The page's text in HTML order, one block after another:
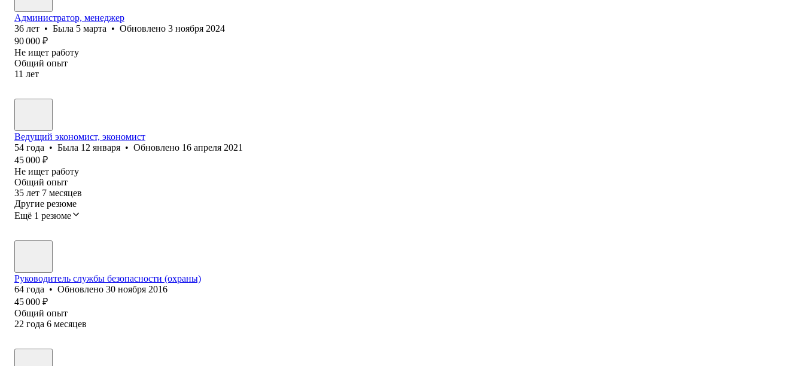
Администратор, менеджер
36 лет • Была 5 марта • Обновлено 3 ноября 2024
90 000 ₽
Не ищет работу
Общий опыт
11 лет
Ведущий экономист, экономист
54 года • Была 12 января • Обновлено 16 апреля 2021
45 000 ₽
Не ищет работу
Общий опыт
35 лет 7 месяцев
Другие резюме
Ещё 1 резюме
Руководитель службы безопасности (охраны)
64 года • Обновлено 30 ноября 2016
45 000 ₽
Общий опыт
22 года 6 месяцев